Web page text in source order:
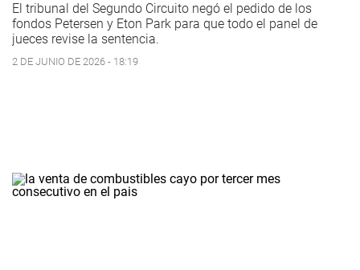
El tribunal del Segundo Circuito negó el pedido de los
fondos Petersen y Eton Park para que todo el panel de
jueces revise la sentencia.
2 DE JUNIO DE 2026 - 18:19